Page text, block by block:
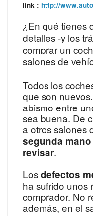
link : http://
¿En qué tienes
detalles -y los
comprar un
salones de
Todos los
que son
abismo entre
sea buena. De
a otros salones
segunda mano
revisar.
Losdefectos
ha sufrido unos
comprador. No
además, en el